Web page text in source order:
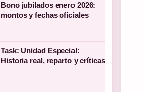
Bono jubilados enero 2026:
montos y fechas oficiales
Task: Unidad Especial:
Historia real, reparto y críticas